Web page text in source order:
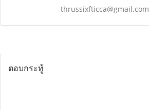
thrussixfticca@gmail.com
ตอบกระทู้